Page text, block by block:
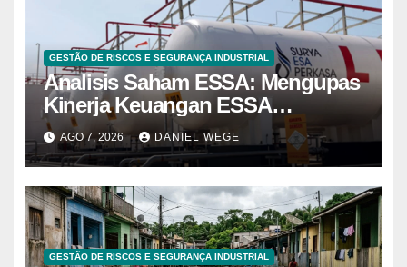
GESTÃO DE RISCOS E SEGURANÇA INDUSTRIAL
Analisis Saham ESSA: Mengupas
Kinerja Keuangan ESSA
Semester I 2026
AGO 7, 2026 DANIEL WEGE
GESTÃO DE RISCOS E SEGURANÇA INDUSTRIAL